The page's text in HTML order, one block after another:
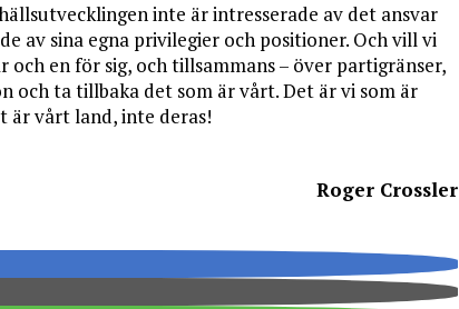
inte är intresserade av det ansvar
av sina egna privilegier och positioner. Och vill vi
och en för sig, och tillsammans – över partigränser,
ta tillbaka det som är vårt. Det är vi som är
är vårt land, inte deras!
Roger Crossler